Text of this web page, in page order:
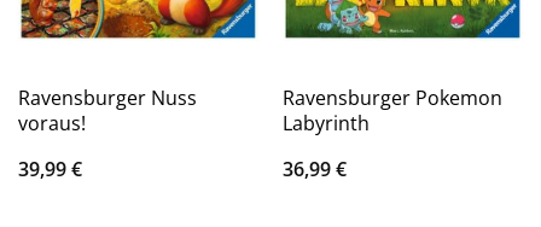
Ravensburger Nuss
voraus!
39,99€
Ravensburger Pokemon
Labyrinth
36,99€